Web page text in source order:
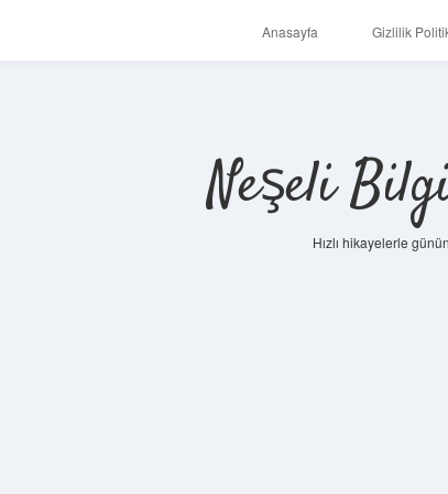
Anasayfa Gizlilik
Neşeli
Hızlı hikayelerle